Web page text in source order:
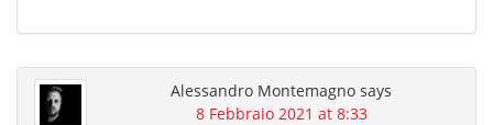
Alessandro Montemagno says
8 Febbraio 2021 at 8:33